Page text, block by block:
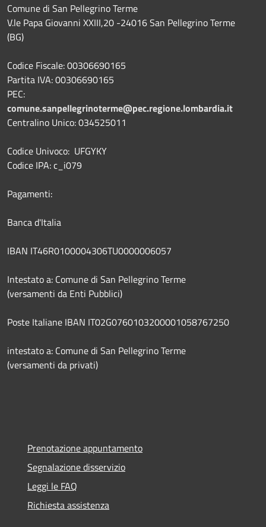
Comune di San Pellegrino Terme
V.le Papa Giovanni XXIII,20 -24016 San Pellegrino Terme
(BG)
Codice Fiscale: 00306690165
Partita IVA: 00306690165
PEC:
comune.sanpellegrinoterme@pec.regione.lombardia.it
Centralino Unico: 034525011
Codice Univoco: UFGYKY
Codice IPA: c_i079
Pagamenti:
Banca d'Italia
IBAN IT46R0100004306TU0000006057
Intestato a: Comune di San Pellegrino Terme
(versamenti da Enti Pubblici)
Poste Italiane IBAN IT02G0760103200001058767250
intestato a: Comune di San Pellegrino Terme
(versamenti da privati)
Prenotazione appuntamento
Segnalazione disservizio
Leggi le FAQ
Richiesta assistenza